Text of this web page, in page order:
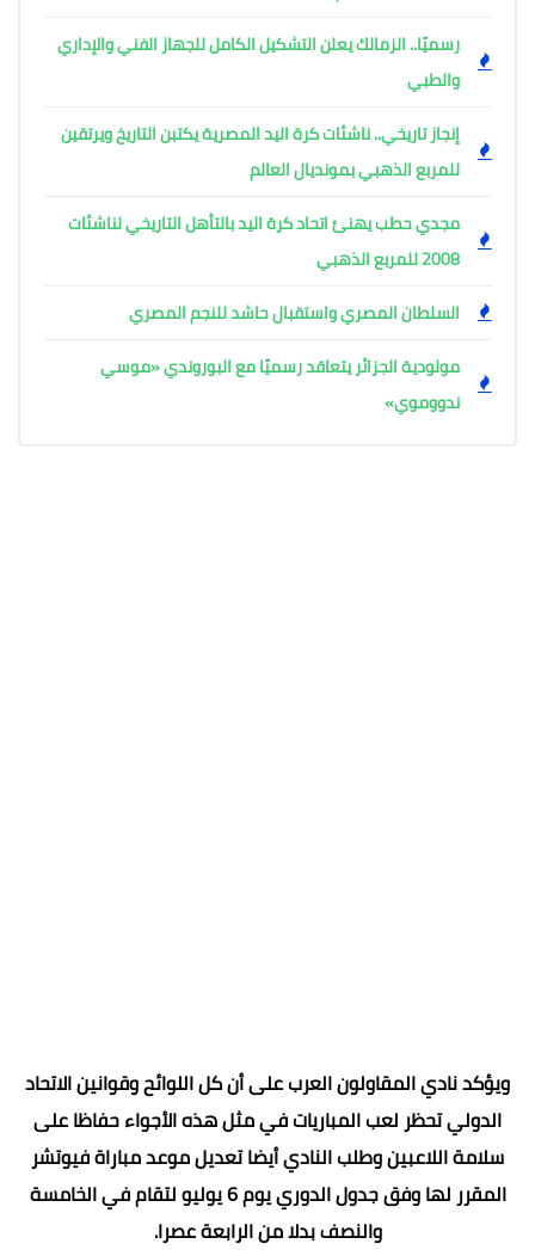
رسميًا.. الزمالك يعلن التشكيل الكامل للجهاز الفني والإداري
والطبي
إنجاز تاريخي.. ناشئات كرة اليد المصرية يكتبن التاريخ ويرتقين
للمربع الذهبي بمونديال العالم
مجدي حطب يهنئ اتحاد كرة اليد بالتأهل التاريخي لناشئات
2008 للمربع الذهبي
السلطان المصري واستقبال حاشد للنجم المصري
مولودية الجزائر يتعاقد رسميًا مع البوروندي «موسي
ندووموي»
ويؤكد نادي المقاولون العرب على أن كل اللوائح وقوانين الاتحاد
الدولي تحظر لعب المباريات في مثل هذه الأجواء حفاظا على
سلامة اللاعبين وطلب النادي أيضا تعديل موعد مباراة فيوتشر
المقرر لها وفق جدول الدوري يوم 6 يوليو لتقام في الخامسة
والنصف بدلا من الرابعة عصرا.